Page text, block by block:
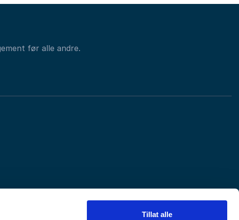
Tillat alle
før alle andre.